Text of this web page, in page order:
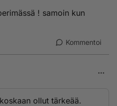
! samoin kun
Kommentoi
ollut tärkeää.